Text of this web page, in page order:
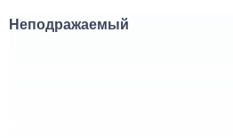
Неподражаемый